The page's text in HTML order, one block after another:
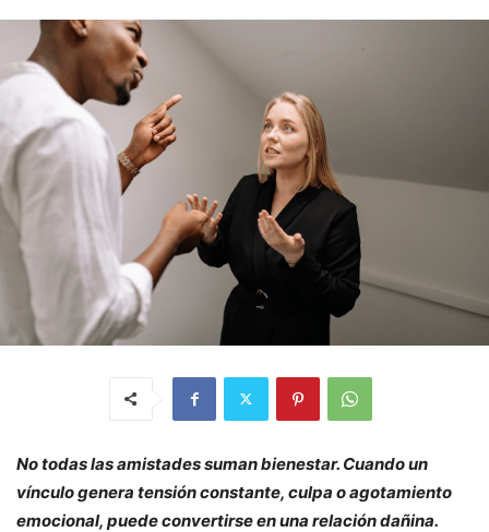
No todas las amistades suman bienestar. Cuando un
vínculo genera tensión constante, culpa o agotamiento
emocional, puede convertirse en una relación dañina.